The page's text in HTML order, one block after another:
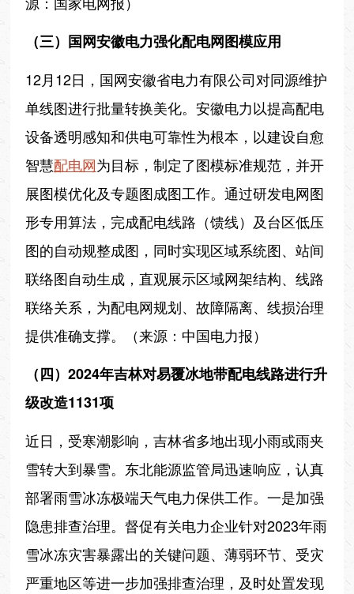
（三）国网安徽电力强化配电网图模应用
12月12日，国网安徽省电力有限公司对同源维护
单线图进行批量转换美化。安徽电力以提高配电
设备透明感知和供电可靠性为根本，以建设自愈
智慧配电网为目标，制定了图模标准规范，并开
展图模优化及专题图成图工作。通过研发电网图
形专用算法，完成配电线路（馈线）及台区低压
图的自动规整成图，同时实现区域系统图、站间
联络图自动生成，直观展示区域网架结构、线路
联络关系，为配电网规划、故障隔离、线损治理
提供准确支撑。（来源：中国电力报）
（四）2024年吉林对易覆冰地带配电线路进行升
级改造1131项
近日，受寒潮影响，吉林省多地出现小雨或雨夹
雪转大到暴雪。东北能源监管局迅速响应，认真
部署雨雪冰冻极端天气电力保供工作。一是加强
隐患排查治理。督促有关电力企业针对2023年雨
雪冰冻灾害暴露出的关键问题、薄弱环节、受灾
严重地区等进一步加强排查治理，及时处置发现